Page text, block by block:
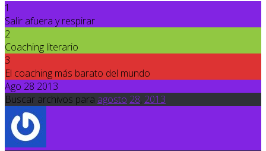
1
Salir afuera y respirar
2
Coaching literario
3
El coaching más barato del mundo
Ago 28 2013
Buscar archivos para agosto 28, 2013